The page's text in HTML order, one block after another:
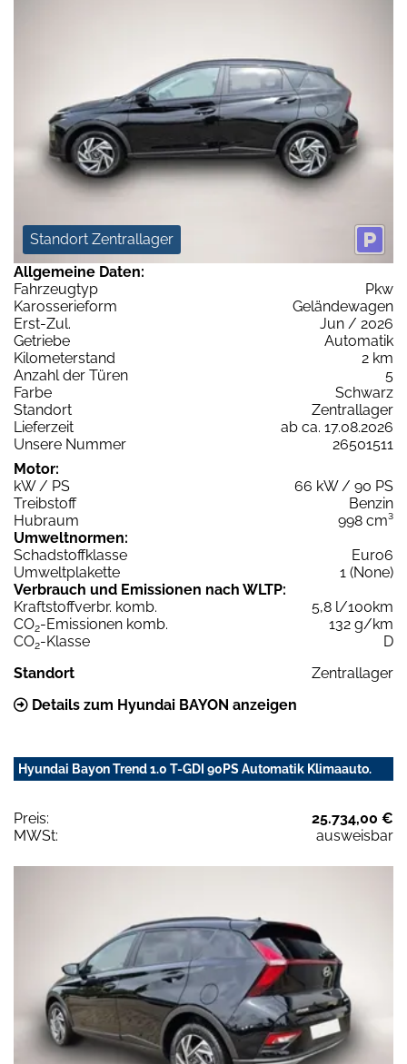
Standort Zentrallager
Allgemeine Daten:
Fahrzeugtyp
Pkw
Karosserieform
Geländewagen
Erst-Zul.
Jun / 2026
Getriebe
Automatik
Kilometerstand
2 km
Anzahl der Türen
5
Farbe
Schwarz
Standort
Zentrallager
Lieferzeit
ab ca. 17.08.2026
Unsere Nummer
26501511
Motor:
kW / PS
66 kW / 90 PS
Treibstoff
Benzin
Hubraum
998 cm³
Umweltnormen:
Schadstoffklasse
Euro6
Umweltplakette
1 (None)
Verbrauch und Emissionen nach WLTP:
Kraftstoffverbr. komb.
5,8 l/100km
CO2-Emissionen komb.
132 g/km
CO2-Klasse
D
Standort
Zentrallager
Details zum Hyundai BAYON anzeigen
Hyundai Bayon Trend 1.0 T-GDI 90PS Automatik Klimaauto.
Preis:
25.734,00 €
MWSt:
ausweisbar